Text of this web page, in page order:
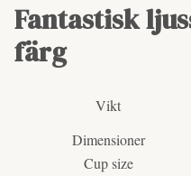
Fantastisk
färg
Vikt
Dimensioner
Cup size